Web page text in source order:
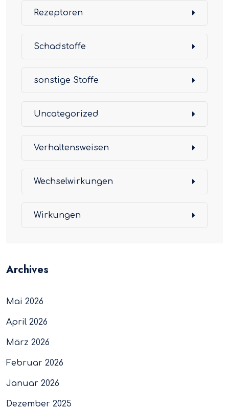
Rezeptoren
Schadstoffe
sonstige Stoffe
Uncategorized
Verhaltensweisen
Wechselwirkungen
Wirkungen
Archives
Mai 2026
April 2026
März 2026
Februar 2026
Januar 2026
Dezember 2025